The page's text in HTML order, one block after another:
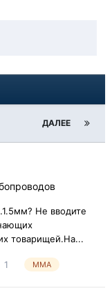
ДАЛЕЕ
Не вводите
товарищей.На...
1 MMA